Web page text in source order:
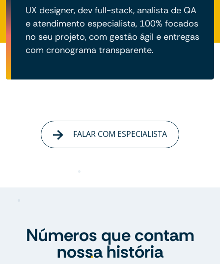
UX designer, dev full-stack, analista de QA
e atendimento especialista, 100% focados
no seu projeto, com gestão ágil e entregas
com cronograma transparente.
FALAR COM ESPECIALISTA
Números que contam
nossa história